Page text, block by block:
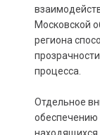
Московской
региона
процесса.
Отдельное
обеспечению